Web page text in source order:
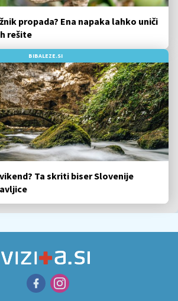
propada? Ena napaka lahko uniči
rešite
BIBALEZE.SI
Ta skriti biser Slovenije